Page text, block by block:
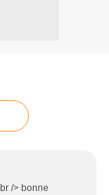
/> bonne